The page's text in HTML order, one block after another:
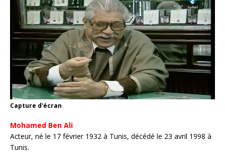
Capture d'écran
Mohamed Ben Ali
Acteur, né le 17 février 1932 à Tunis, décédé le 23 avril 1998 à
Tunis.